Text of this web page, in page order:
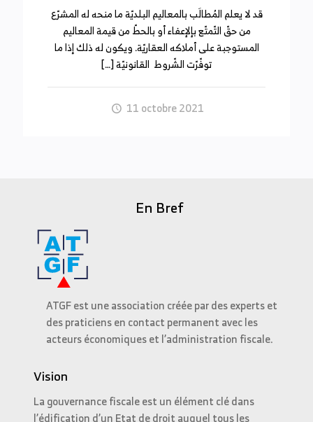
قد لا يعلم المُطالَب بالمعاليم البلديّة ما منحه له المشرّع
من حقّ التّمتّع بإلإعفاء أو بالحطّ من قيمة المعاليم
المستوجبة على أملاكه العقاريّة. ويكون له ذلك إذا ما
توفّرّت الشّروط القانونيّة […]
11 octobre 2021
En Bref
ATGF est une association créée par des experts et
des praticiens en contact permanent avec les
acteurs économiques et l’administration fiscale.
Vision
La gouvernance fiscale est un élément clé dans
l’édification d’un Etat de droit auquel tous les